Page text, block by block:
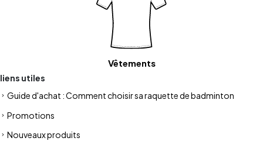
Vêtements
liens utiles
Guide d'achat : Comment choisir sa raquette de badminton
Promotions
Nouveaux produits